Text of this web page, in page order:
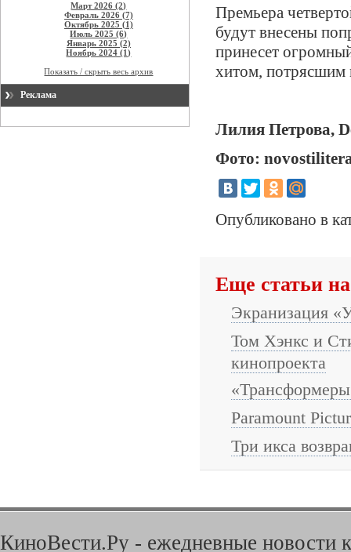
Март 2026 (2)
Февраль 2026 (7)
Октябрь 2025 (1)
Июль 2025 (6)
Январь 2025 (2)
Ноябрь 2024 (1)
Показать / скрыть весь архив
Реклама
Премьера
будут внесены
принесет
хитом,
Лилия Петрова,
Фото:
Опубликовано в
Еще статьи
Экранизация
Том Хэнкс и
кинопроекта
Paramount
Три икса
КиноВести.Ру - ежедневные новости